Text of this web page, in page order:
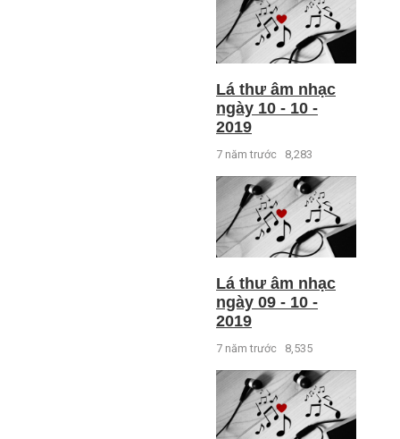
Lá thư âm nhạc
ngày 10 - 10 -
2019
7 năm trước 8,283
Lá thư âm nhạc
ngày 09 - 10 -
2019
7 năm trước 8,535